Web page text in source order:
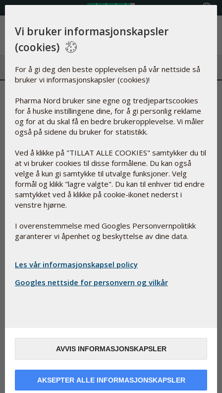
FRI FRAKT
God sommer!
I juli har vi åpningstid fra kl. 09.00–15.00.
Kontoret er stengt i uke 31.
Vi ønsker alle våre kunder en riktig god
sommer!
Velkommen til Pharma Nords nettbutikk
Har du spørsmål eller ønsker å vite mer om våre produkter
er du velkommen til å kontakte oss på tlf. 32 26 70 00
sett innen en virkedag og vi sender alltid fraktfritt med
Kosttilskudd
Vi bruker informasjonskapsler
(cookies)
For å gi deg den beste opplevelsen på vår nettside så
bruker vi informasjonskapsler (cookies)!
Pharma Nord bruker sine egne og tredjepartscookies
for å huske instillingene dine, for å gi personlig reklame
og for at du skal få en bedre brukeropplevelse. Vi måler
også på sidene du bruker for statistikk.
Ved å klikke på "TILLAT ALLE COOKIES" samtykker du til
at vi bruker cookies til disse formålene. Du kan også
velge å kun gi samtykke til utvalge funksjoner. Velg
formål og klikk "lagre valgte". Du kan til enhver tid endre
samtykket ved å klikke på cookie-ikonet nederst i
venstre hjørne.
I overenstemmelse med Googles Personvernpolitikk
garanterer vi åpenhet og beskyttelse av dine data.
Les vår informasjonskapsel policy
Googles nettside for personvern og vilkår
AVVIS INFORMASJONSKAPSLER
AKSEPTER ALLE INFORMASJONSKAPSLER